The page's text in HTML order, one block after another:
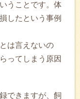
うことです。体
したという事例
は言えないの
ってしまう原因
できますが、飼